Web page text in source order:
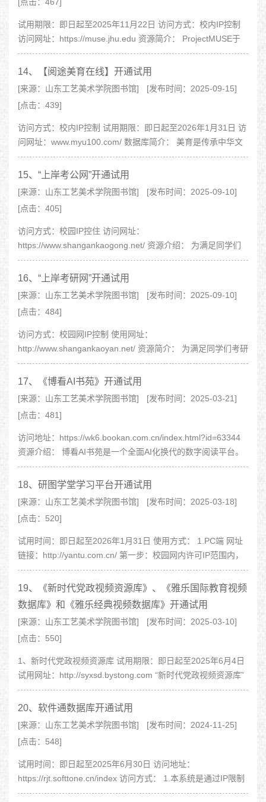
试用期限：即日起至2025年11月22日 访问方式：校内IP控制
访问网址：https://muse.jhu.edu 资源简介： ProjectMUSE于
1995年创立，其创办宗旨是作为非营利、高品质学术期刊集成
项目，..
14、【阅途美育在线】开通试用
[来源：山东工艺美术学院图书馆]
[发布时间：2025-09-15]
[点击：439]
访问方式：校内IP控制 试用期限：即日起至2026年1月31日 访
问网址：www.myu100.com/ 数据库简介： 美育是传承中华文
明的重要方式，是增强文化自信的重要力量。习近平总书记高..
15、“上岸考公网”开通试用
[来源：山东工艺美术学院图书馆]
[发布时间：2025-09-10]
[点击：405]
访问方式：校园IP控住 访问网址：
https://www.shangankaogong.net/ 资源介绍： 为满足同学们
复习备考公职考试过程中对系统性、专业性学习资源与智能化
学习工具的需求，图书馆现已开通“上岸考公网”..
16、“上岸考研网”开通试用
[来源：山东工艺美术学院图书馆]
[发布时间：2025-09-10]
[点击：484]
访问方式：校园网IP控制 使用网址：
http://www.shangankaoyan.net/ 资源简介： 为满足同学们考研
备考过程中对全面、精准、个性化的学习资源和智能化、全链
路备考服务的需求，图书馆现已开通“上岸考..
17、《博看AI书苑》开通试用
[来源：山东工艺美术学院图书馆]
[发布时间：2025-03-21]
[点击：481]
访问地址：https://wk6.bookan.com.cn/index.html?id=63344
资源介绍： 博看AI书苑是一个全面AI化换代的数字阅读平台。
它提供海量的期刊、图书、有声资源和视频资源，支持文本、
高清、AI和听书等多种阅..
18、研图学堂学习平台开通试用
[来源：山东工艺美术学院图书馆]
[发布时间：2025-03-18]
[点击：520]
试用时间：即日起至2026年1月31日 使用方式： 1.PC端 网址
链接：http://yantu.com.cn/ 第一步：校园网内许可IP范围内，
在图书馆网站点击“研图学堂”使用。 第二步：使用手机号和验
证..
19、《新时代党政视频资源库》、《雅乐国际教育视频
数据库》和《雅乐经典视频数据库》开通试用
[来源：山东工艺美术学院图书馆]
[发布时间：2025-03-10]
[点击：550]
1、新时代党政视频资源库 试用期限：即日起至2025年6月4日
试用网址：http://syxsd.bystong.com “新时代党政视频资源库”
是国内资源最全、内容最新的党政类视频资源数据库。目前，
数据库的产..
20、软件通数据库开通试用
[来源：山东工艺美术学院图书馆]
[发布时间：2024-11-25]
[点击：548]
试用时间：即日起至2025年6月30日 访问地址：
https://rjt.softtone.cn/index 访问方式： 1.本系统是通过IP限制
进行访问，在馆内无需注册直接点击进入学习； 2.馆外访..